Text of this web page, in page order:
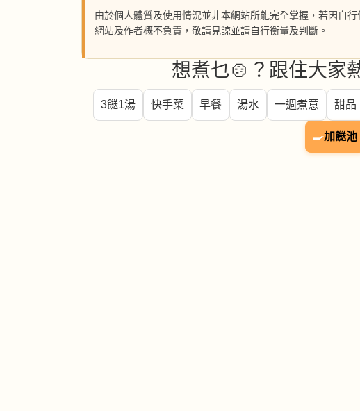
由於個人體質及使用情況並非本網站所能完全掌握，若因自
網站及作者概不負責，敬請見諒並請自行衡量及判斷。
想煮乜🍲？跟住大家
3餸1湯 快手菜 早餐 湯水 一週煮意 甜品
🍳加餸池